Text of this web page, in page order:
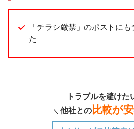
「チラシ厳禁」のポストに
た
トラブルを避けた
＼ 他社との 比較が